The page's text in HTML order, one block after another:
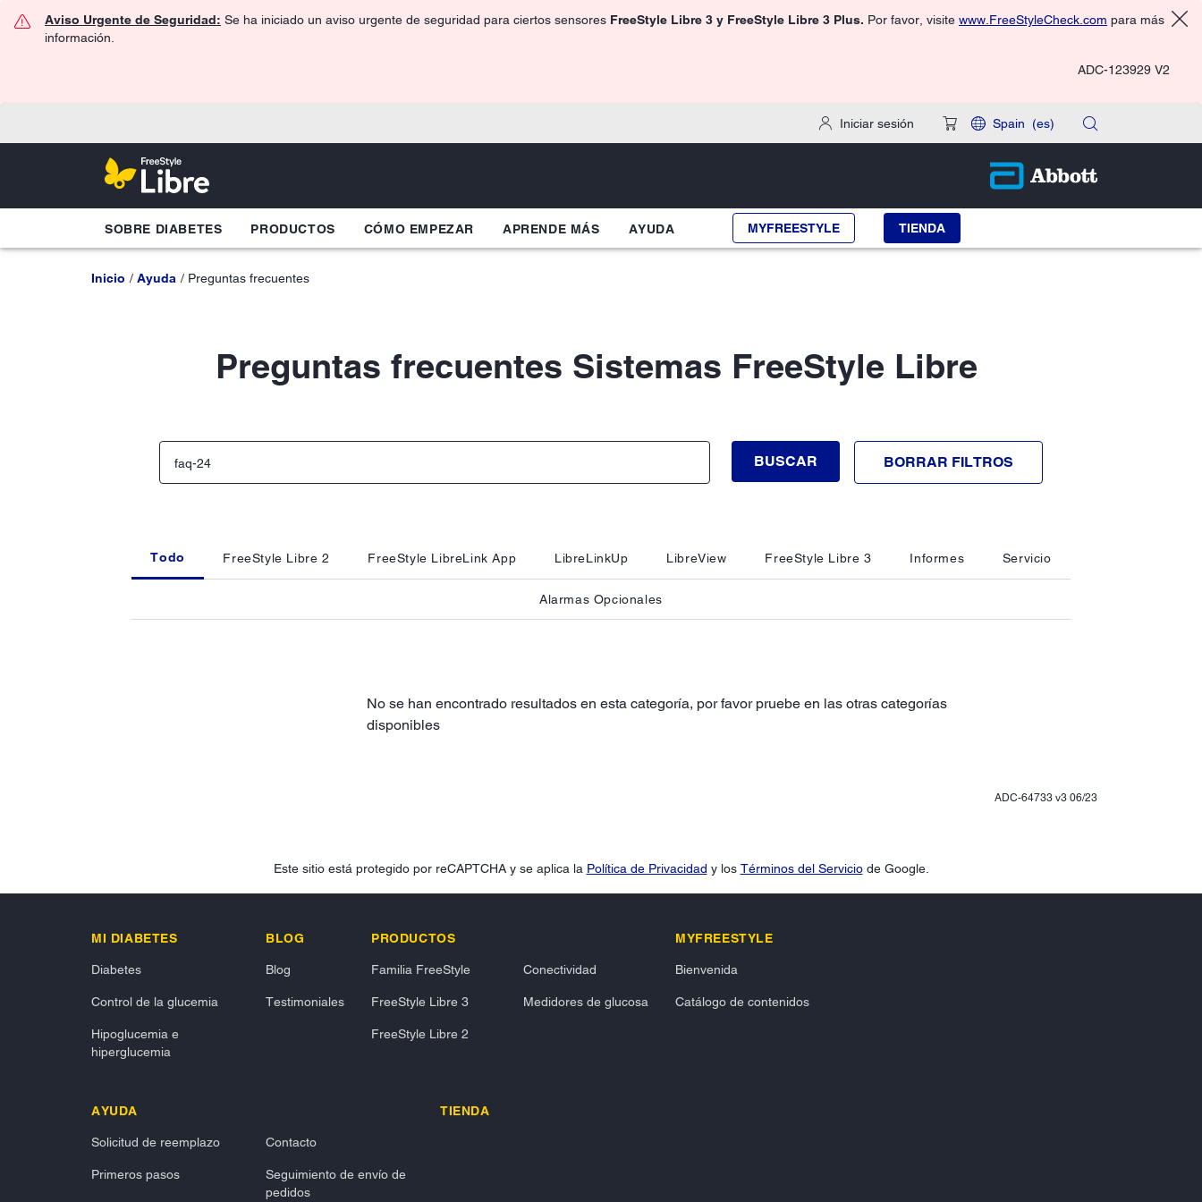
Aviso Urgente de Seguridad: Se ha iniciado un aviso urgente de seguridad para ciertos sensores FreeStyle Libre 3 y FreeStyle Libre 3 Plus. Por favor, visite www.FreeStyleCheck.com para más
información.
ADC-123929 V2
Iniciar sesión Spain (es)
SOBRE DIABETES PRODUCTOS CÓMO EMPEZAR APRENDE MÁS AYUDA MYFREESTYLE TIENDA
Inicio Ayuda Preguntas frecuentes
Preguntas frecuentes Sistemas FreeStyle Libre
BUSCAR BORRAR FILTROS
Todo FreeStyle Libre 2 FreeStyle LibreLink App LibreLinkUp LibreView FreeStyle Libre 3 Informes Servicio
Alarmas Opcionales
No se han encontrado resultados en esta categoría, por favor pruebe en las otras categorías
disponibles
ADC-64733 v3 06/23
Este sitio está protegido por reCAPTCHA y se aplica la Política de Privacidad y los Términos del Serviciode Google.
MI DIABETES
Diabetes
Control de la glucemia
Hipoglucemia e
hiperglucemia
BLOG
Blog
Testimoniales
PRODUCTOS
Familia FreeStyle
FreeStyle Libre 3
FreeStyle Libre 2
Conectividad
Medidores de glucosa
MYFREESTYLE
Bienvenida
Catálogo de contenidos
AYUDA
Solicitud de reemplazo
Primeros pasos
Contacto
Seguimiento de envío de
pedidos
TIENDA